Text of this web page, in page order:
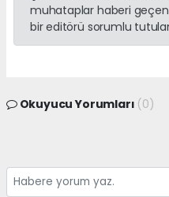
muhataplar haberi
bir editörü sorumlu
Okuyucu Yorumları (0)